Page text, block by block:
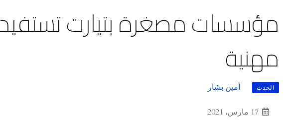
مؤسسات مصغرة بتيارت
مهنية
الحدث أمين بشار
17 مارس، 2021